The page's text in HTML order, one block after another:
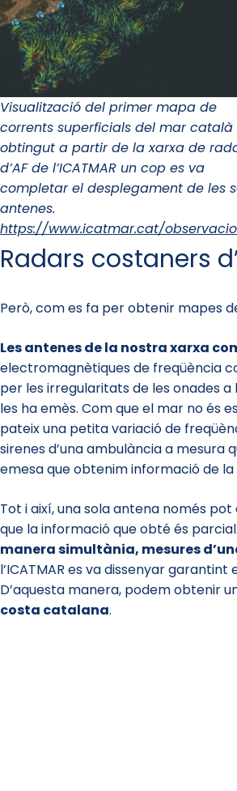
Visualització del primer mapa de
corrents superficials del mar català
obtingut a partir de la xarxa de
d’AF de l’ICATMAR un cop es va
completar el desplegament de les
antenes.
https://www.icatmar.cat/
Radars costaners
Però, com es fa per obtenir mapes
Les antenes de la nostra xarxa
electromagnètiques de freqüència
per les irregularitats de les onades
les ha emès. Com que el mar no és
pateix una petita variació de
sirenes d’una ambulància a mesura
emesa que obtenim informació de
Tot i així, una sola antena només
que la informació que obté és
manera simultània, mesures
l’ICATMAR es va dissenyar
D’aquesta manera, podem obtenir
costa catalana.